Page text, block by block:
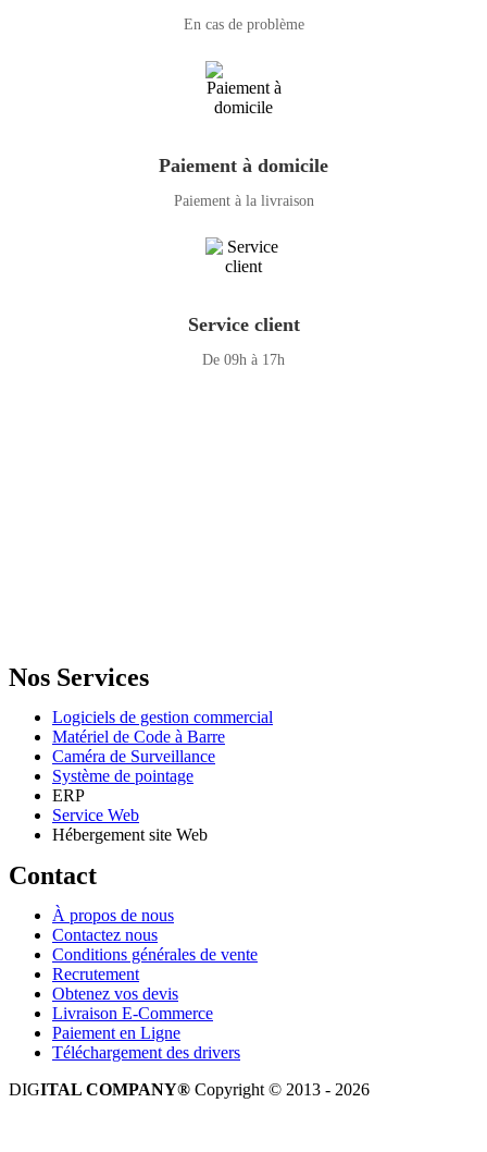
En cas de problème
Paiement à domicile
Paiement à la livraison
Service client
De 09h à 17h
Nos Services
Logiciels de gestion commercial
Matériel de Code à Barre
Caméra de Surveillance
Système de pointage
ERP
Service Web
Hébergement site Web
Contact
À propos de nous
Contactez nous
Conditions générales de vente
Recrutement
Obtenez vos devis
Livraison E-Commerce
Paiement en Ligne
Téléchargement des drivers
DIGITAL COMPANY® Copyright © 2013 - 2026